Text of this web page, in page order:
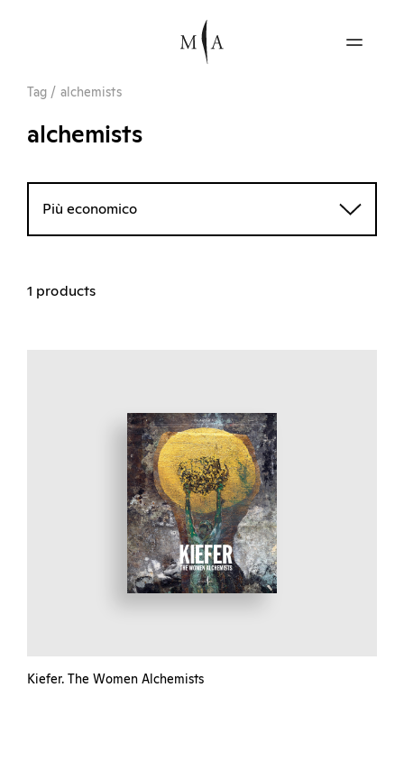
Tag / alchemists
alchemists
Più economico
1 products
Kiefer. The Women Alchemists